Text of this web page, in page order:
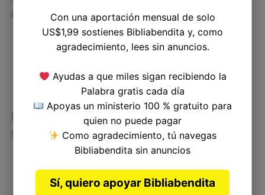
poderosa que controla todo.
Un Viaje de Fe: Reflexión Corta
sobre la Grandeza Divina
Con una aportación mensual de solo
US$1,99 sostienes Bibliabendita y, como
agradecimiento, lees sin anuncios.
Ayudas a que miles sigan recibiendo la
Palabra gratis cada día
Apoyas un ministerio 100 % gratuito para
quien no puede pagar
Como agradecimiento, tú navegas
Bibliabendita sin anuncios
Sí, quiero apoyar Bibliabendita